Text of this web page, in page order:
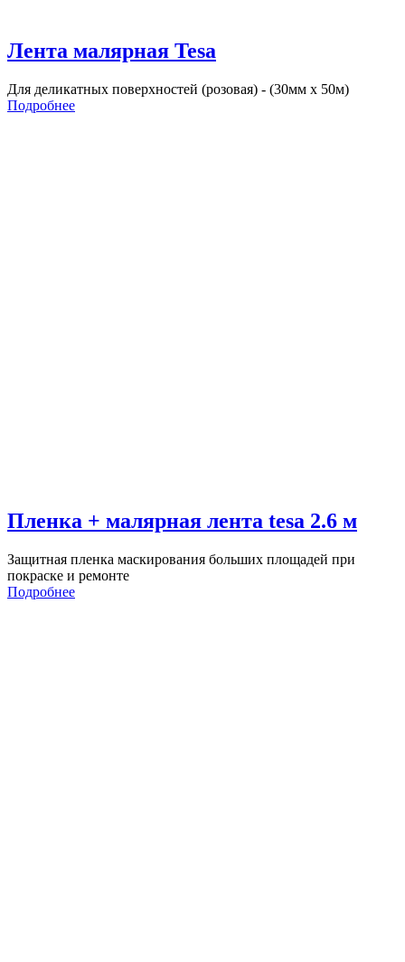
Лента малярная Tesa
Для деликатных поверхностей (розовая) - (30мм х 50м)
Подробнее
Пленка + малярная лента tesa 2.6 м
Защитная пленка маскирования больших площадей при
покраске и ремонте
Подробнее